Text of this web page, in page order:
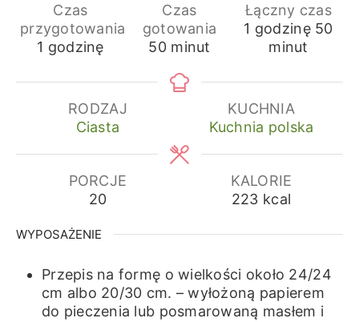
Czas
przygotowania
1 godzina
godzinę
Czas
gotowania
50minuty
minut
Łączny czas
1 godzina
godzinę 50
minut
RODZAJ
Ciasta
KUCHNIA
Kuchnia polska
PORCJE
20
KALORIE
223 kcal
WYPOSAŻENIE
Przepis na formę o wielkości około 24/24
cm albo 20/30 cm. – wyłożoną papierem
do pieczenia lub posmarowaną masłem i